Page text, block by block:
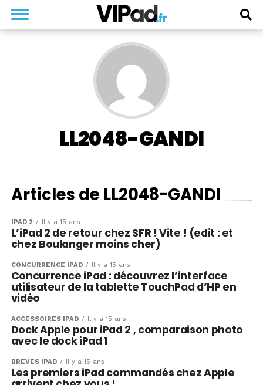
LL2048-GANDI
Articles de LL2048-GANDI
IPAD 2 Il y a 15 ans
L’iPad 2 de retour chez SFR ! Vite ! (edit : et
chez Boulanger moins cher)
CONCURRENCE IPAD Il y a 15 ans
Concurrence iPad : découvrez l’interface
utilisateur de la tablette TouchPad d’HP en
vidéo
ACCESSOIRES IPAD Il y a 15 ans
Dock Apple pour iPad 2 , comparaison photo
avec le dock iPad 1
BRÈVES IPAD Il y a 15 ans
Les premiers iPad commandés chez Apple